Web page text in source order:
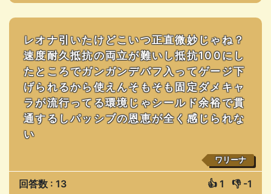
レオナ引いたけどこいつ正直微妙じゃね？
速度耐久抵抗の両立が難いし抵抗100にし
たところでガンガンデバフ入ってゲージ下
げられるから使えんそもそも固定ダメキャ
ラが流行ってる環境じゃシールド余裕で貫
通するしパッシブの恩恵が全く感じられな
い
ワリーナ
回答数 : 13 👍 1 👎 -1